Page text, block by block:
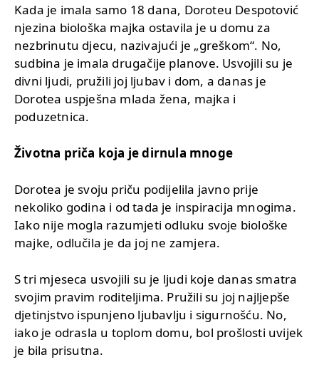
Kada je imala samo 18 dana, Doroteu Despotović
njezina biološka majka ostavila je u domu za
nezbrinutu djecu, nazivajući je „greškom“. No,
sudbina je imala drugačije planove. Usvojili su je
divni ljudi, pružili joj ljubav i dom, a danas je
Dorotea uspješna mlada žena, majka i
poduzetnica.
Životna priča koja je dirnula mnoge
Dorotea je svoju priču podijelila javno prije
nekoliko godina i od tada je inspiracija mnogima.
Iako nije mogla razumjeti odluku svoje biološke
majke, odlučila je da joj ne zamjera.
S tri mjeseca usvojili su je ljudi koje danas smatra
svojim pravim roditeljima. Pružili su joj najljepše
djetinjstvo ispunjeno ljubavlju i sigurnošću. No,
iako je odrasla u toplom domu, bol prošlosti uvijek
je bila prisutna.